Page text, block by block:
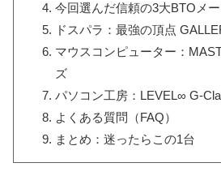
今回選んだ信頼の3大BTOメ
ドスパラ：最強の頂点
マウスコンピューター：
ズ
パソコン工房：LEVEL∞ G-
よくある質問（FAQ）
まとめ：迷ったらこの1台